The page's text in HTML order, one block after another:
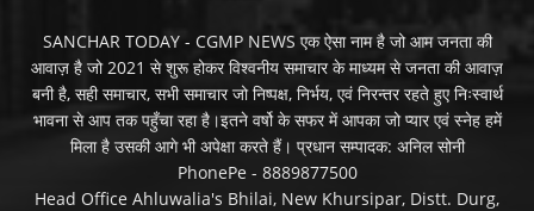
SANCHAR TODAY - CGMP NEWS एक ऐसा नाम है जो आम जनता की
आवाज़ है जो 2021 से शुरू होकर विश्वनीय समाचार के माध्यम से जनता की आवाज़
बनी है, सही समाचार, सभी समाचार जो निष्पक्ष, निर्भय, एवं निरन्तर रहते हुए निःस्वार्थ
भावना से आप तक पहुँचा रहा है।इतने वर्षो के सफर में आपका जो प्यार एवं स्नेह हमें
मिला है उसकी आगे भी अपेक्षा करते हैं। प्रधान सम्पादक: अनिल सोनी
PhonePe - 8889877500
Head Office Ahluwalia's Bhilai, New Khursipar, Distt. Durg,